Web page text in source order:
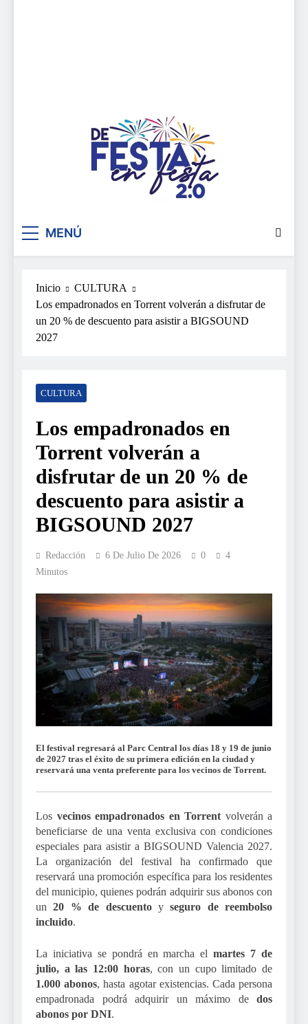
MENÚ
Inicio
CULTURA
Los empadronados en Torrent volverán a disfrutar de
un 20 % de descuento para asistir a BIGSOUND
2027
CULTURA
Los empadronados en
Torrent volverán a
disfrutar de un 20 % de
descuento para asistir a
BIGSOUND 2027
Redacción 6 De Julio De 2026 0
4
Minutos
El festival regresará al Parc Central los días 18 y 19 de junio
de 2027 tras el éxito de su primera edición en la ciudad y
reservará una venta preferente para los vecinos de Torrent.
Los vecinos empadronados en Torrent volverán a
beneficiarse de una venta exclusiva con condiciones
especiales para asistir a BIGSOUND Valencia 2027.
La organización del festival ha confirmado que
reservará una promoción específica para los residentes
del municipio, quienes podrán adquirir sus abonos con
un20 % de descuentoyseguro de reembolso
incluido.
La iniciativa se pondrá en marcha elmartes 7 de
julio, a las 12:00 horas, con un cupo limitado de
1.000 abonos, hasta agotar existencias. Cada persona
empadronada podrá adquirir un máximo de dos
abonos por DNI.